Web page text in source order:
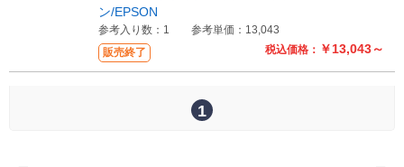
試着サンプル無料貸し出し
デジタルカタログ
販売終了 税込価格： ￥13,043～
ン/EPSON
参考入り数：1 参考単価：13,043
1